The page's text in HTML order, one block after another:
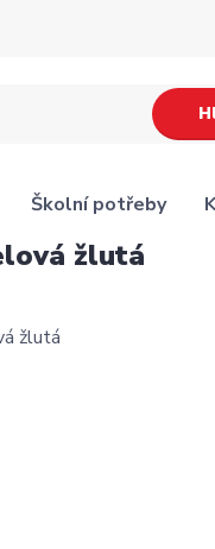
Školní potřeby
žlutá